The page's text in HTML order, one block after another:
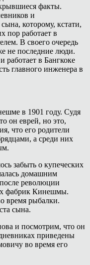
факты.
и
которому, кстати,
пор работает в
В своего очередь
не последние люди.
работает в Бангкоке
главного инженера в
в 1901 году. Судя
он еврей, но это,
что его родители
а среди них
забыть о купеческих
домашним
революции
фабрик Кинешмы.
время рыбалки.
сына.
и посмотрим, что он
приведены
во время его